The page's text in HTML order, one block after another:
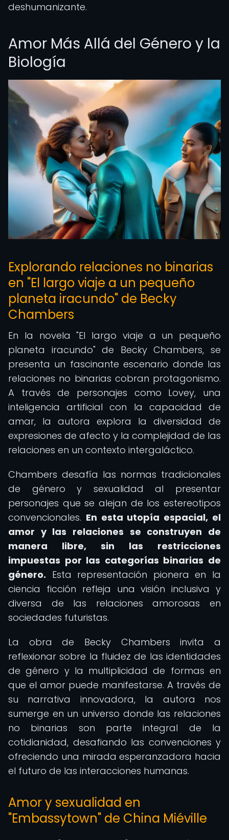
deshumanizante.
Amor Más Allá del Género y la
Biología
Explorando relaciones no binarias
en "El largo viaje a un pequeño
planeta iracundo" de Becky
Chambers
En la novela "El largo viaje a un pequeño
planeta iracundo" de Becky Chambers, se
presenta un fascinante escenario donde las
relaciones no binarias cobran protagonismo.
A través de personajes como Lovey, una
inteligencia artificial con la capacidad de
amar, la autora explora la diversidad de
expresiones de afecto y la complejidad de las
relaciones en un contexto intergaláctico.
Chambers desafía las normas tradicionales
de género y sexualidad al presentar
personajes que se alejan de los estereotipos
convencionales. En esta utopía espacial, el
amor y las relaciones se construyen de
manera libre, sin las restricciones
impuestas por las categorías binarias de
género. Esta representación pionera en la
ciencia ficción refleja una visión inclusiva y
diversa de las relaciones amorosas en
sociedades futuristas.
La obra de Becky Chambers invita a
reflexionar sobre la fluidez de las identidades
de género y la multiplicidad de formas en
que el amor puede manifestarse. A través de
su narrativa innovadora, la autora nos
sumerge en un universo donde las relaciones
no binarias son parte integral de la
cotidianidad, desafiando las convenciones y
ofreciendo una mirada esperanzadora hacia
el futuro de las interacciones humanas.
Amor y sexualidad en
"Embassytown" de China Miéville